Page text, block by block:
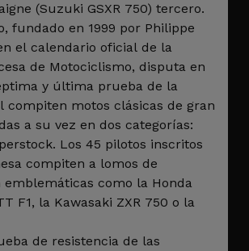
(Suzuki GSXR 750) tercero.
fundado en 1999 por Philippe
el calendario oficial de la
de Motociclismo, disputa en
y última prueba de la
compiten motos clásicas de gran
a su vez en dos categorías:
Los 45 pilotos inscritos
compiten a lomos de
como la Honda
F1, la Kawasaki ZXR 750 o la
de resistencia de las